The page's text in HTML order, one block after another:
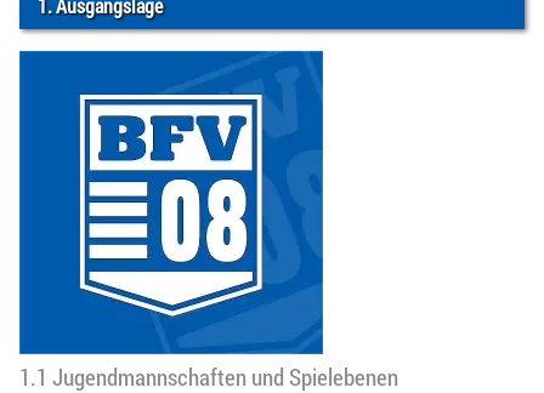
1.1 Jugendmannschaften und Spielebenen